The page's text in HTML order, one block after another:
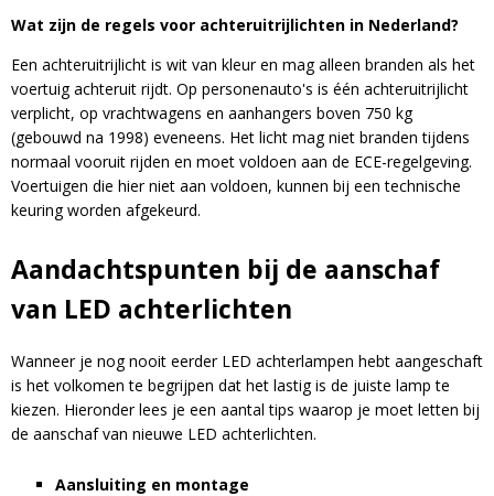
Wat zijn de regels voor achteruitrijlichten in Nederland?
Een achteruitrijlicht is wit van kleur en mag alleen branden als het
voertuig achteruit rijdt. Op personenauto's is één achteruitrijlicht
verplicht, op vrachtwagens en aanhangers boven 750 kg
(gebouwd na 1998) eveneens. Het licht mag niet branden tijdens
normaal vooruit rijden en moet voldoen aan de ECE-regelgeving.
Voertuigen die hier niet aan voldoen, kunnen bij een technische
keuring worden afgekeurd.
Aandachtspunten bij de aanschaf
van LED achterlichten
Wanneer je nog nooit eerder LED achterlampen hebt aangeschaft
is het volkomen te begrijpen dat het lastig is de juiste lamp te
kiezen. Hieronder lees je een aantal tips waarop je moet letten bij
de aanschaf van nieuwe LED achterlichten.
Aansluiting en montage
Blijf op de hoogte van nieuwe product
updates, promoties en aanbiedingen, leuke
klantverhalen en ontdek de klantfoto van de
Bevestig je inschrijving via de bevestigingsmail
in je inbox. Deze ontvang je binnen een paar